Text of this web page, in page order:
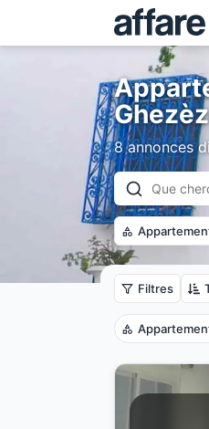
8 annonces
Filtres